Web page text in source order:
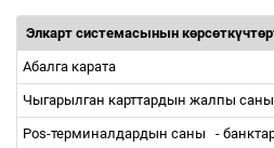
Элкарт системасынын көрсөткүчтөр
Абалга карата
Чыгарылган карттардын жалпы саны
Рos-терминалдардын саны -